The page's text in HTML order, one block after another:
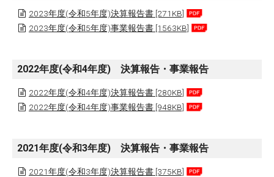
2023年度(令和5年度)決算報告書 [271KB]
2023年度(令和5年度)事業報告書 [1563KB]
2022年度(令和4年度) 決算報告・事業報告
2022年度(令和4年度)決算報告書 [280KB]
2022年度(令和4年度)事業報告書 [948KB]
2021年度(令和3年度) 決算報告・事業報告
2021年度(令和3年度)決算報告書 [375KB]